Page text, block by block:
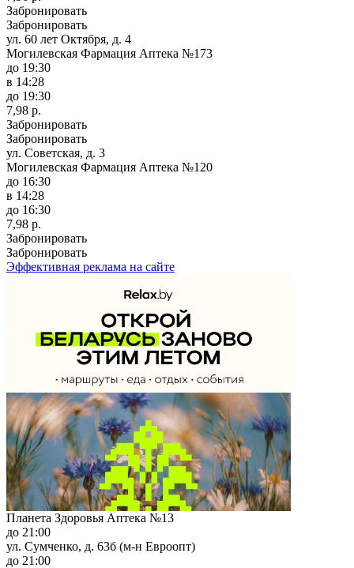
Забронировать
Забронировать
ул. 60 лет Октября, д. 4
Могилевская Фармация Аптека №173
до 19:30
в 14:28
до 19:30
7,98 р.
Забронировать
Забронировать
ул. Советская, д. 3
Могилевская Фармация Аптека №120
до 16:30
в 14:28
до 16:30
7,98 р.
Забронировать
Забронировать
Эффективная реклама на сайте
Планета Здоровья Аптека №13
до 21:00
ул. Сумченко, д. 63б (м-н Евроопт)
до 21:00